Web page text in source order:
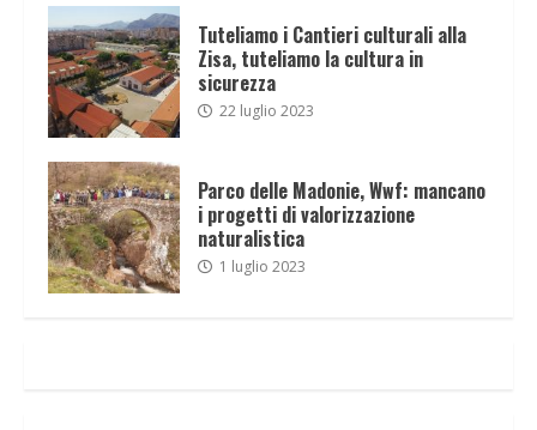
Tuteliamo i Cantieri culturali alla
Zisa, tuteliamo la cultura in
sicurezza
22 luglio 2023
Parco delle Madonie, Wwf: mancano
i progetti di valorizzazione
naturalistica
1 luglio 2023